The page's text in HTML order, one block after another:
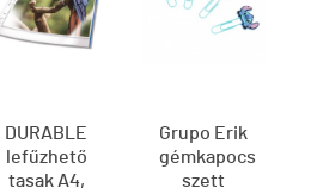
DURABLE
lefűzhető
tasak A4,
Grupo Erik
gémkapocs
szett